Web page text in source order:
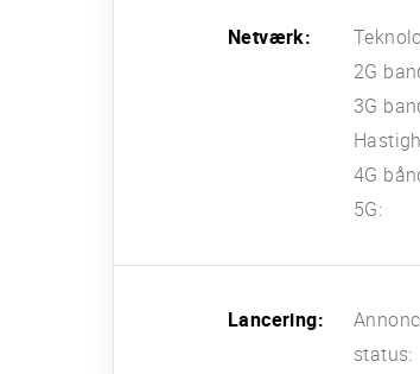
Netværk:
2G
3G
4G
5G:
Lancering:
status: